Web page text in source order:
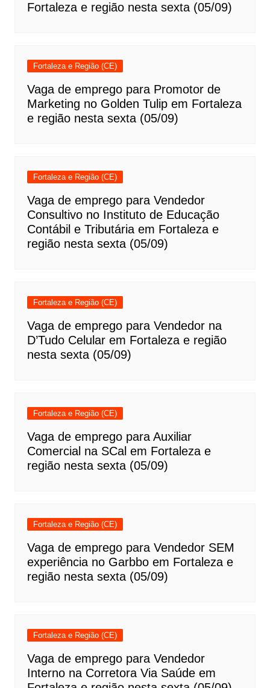
Fortaleza e região nesta sexta (05/09)
Fortaleza e Região (CE)
Vaga de emprego para Promotor de
Marketing no Golden Tulip em Fortaleza
e região nesta sexta (05/09)
Fortaleza e Região (CE)
Vaga de emprego para Vendedor
Consultivo no Instituto de Educação
Contábil e Tributária em Fortaleza e
região nesta sexta (05/09)
Fortaleza e Região (CE)
Vaga de emprego para Vendedor na
D’Tudo Celular em Fortaleza e região
nesta sexta (05/09)
Fortaleza e Região (CE)
Vaga de emprego para Auxiliar
Comercial na SCal em Fortaleza e
região nesta sexta (05/09)
Fortaleza e Região (CE)
Vaga de emprego para Vendedor SEM
experiência no Garbbo em Fortaleza e
região nesta sexta (05/09)
Fortaleza e Região (CE)
Vaga de emprego para Vendedor
Interno na Corretora Via Saúde em